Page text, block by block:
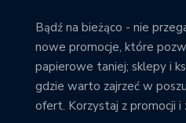
Bądź na bieżąco - nie
nowe promocje, które
papierowe taniej; sklepy i
gdzie warto zajrzeć w
ofert. Korzystaj z promocji i